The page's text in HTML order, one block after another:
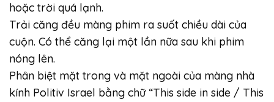
hoặc trời quá lạnh.
Trải căng đều màng phim ra suốt chiều dài của
cuộn. Có thể căng lại một lần nữa sau khi phim
nóng lên.
Phân biệt mặt trong và mặt ngoài của màng nhà
kính Politiv Israel bằng chữ “This side in side / This